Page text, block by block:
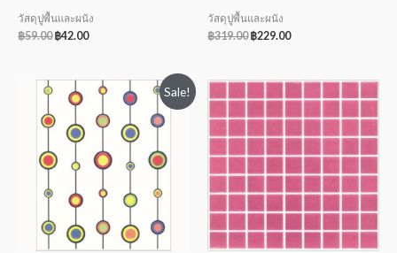
วัสดุปูพื้นและผนัง
฿59.00 ฿42.00
วัสดุปูพื้นและผนัง
฿319.00 ฿229.00
Sale!